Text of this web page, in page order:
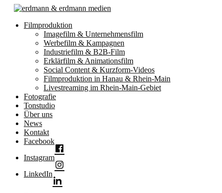
Filmproduktion
Imagefilm & Unternehmensfilm
Werbefilm & Kampagnen
Industriefilm & B2B-Film
Erklärfilm & Animationsfilm
Social Content & Kurzform-Videos
Filmproduktion in Hanau & Rhein-Main
Livestreaming im Rhein-Main-Gebiet
Fotografie
Tonstudio
Über uns
News
Kontakt
Facebook
Instagram
LinkedIn